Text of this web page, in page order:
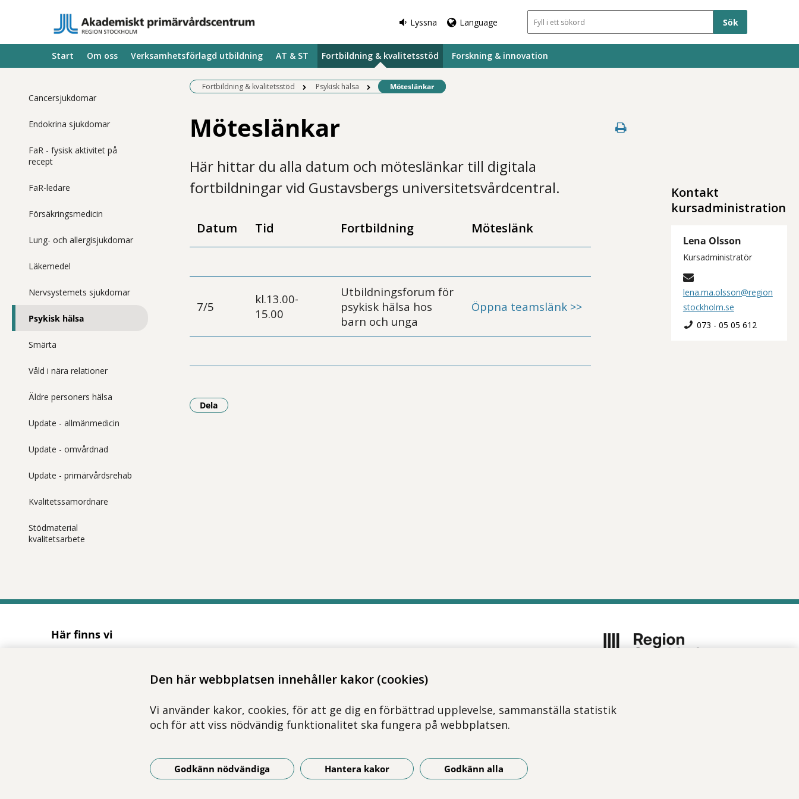
Den här webbplatsen innehåller kakor (cookies)
Vi använder kakor, cookies, för att ge dig en förbättrad upplevelse, sammanställa statistik
och för att viss nödvändig funktionalitet ska fungera på webbplatsen.
Godkänn nödvändiga Hantera kakor Godkänn alla
Lyssna Language Sökfält
Start Om oss Verksamhetsförlagd utbildning AT & ST Fortbildning & kvalitetsstöd Forskning & innovation
Cancersjukdomar
Endokrina sjukdomar
FaR - fysisk aktivitet på
recept
FaR-ledare
Försäkringsmedicin
Lung- och allergisjukdomar
Läkemedel
Nervsystemets sjukdomar
Psykisk hälsa
Smärta
Våld i nära relationer
Äldre personers hälsa
Update - allmänmedicin
Update - omvårdnad
Update - primärvårdsrehab
Kvalitetssamordnare
Stödmaterial
kvalitetsarbete
Fortbildning & kvalitetsstöd Psykisk hälsa Befintlig sida:
Möteslänkar
Möteslänkar
Här hittar du alla datum och möteslänkar till digitala
fortbildningar vid Gustavsbergs universitetsvårdcentral.
Datum Tid Fortbildning Möteslänk
7/5
kl.13.00-
15.00
Utbildningsforum för
psykisk hälsa hos
barn och unga
Öppna teamslänk >>
Dela
- Klicka för att öppna delningsalternativ.
Kontakt
kursadministration
Lena Olsson
Kursadministratör
lena.ma.olsson@region
stockholm.se
073 - 05 05 612
Här finns vi
hälso- och sjukvård i Region